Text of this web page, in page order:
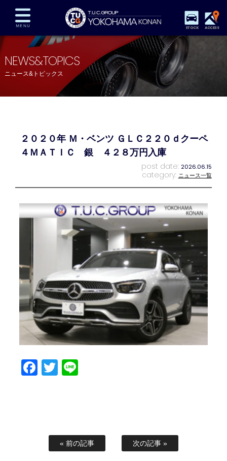
STOCK ACCESS
在庫車両情報 保証&サービス パーツリスト
TUCとは？ 店舗情報 アクセスマップ
全国納車 特別作業 注文販売
プライバシーポリシー スタッフblog
NEWS&TOPICS
ニュース&トピックス
２０２０年 Ｍ・ベンツ ＧＬＣ２２０ｄクーペ
４ＭＡＴＩＣ 銀 ４２８万円入庫
post date: 2026.06.15
category: ニュース一覧
Facebook
Twitter
« 前の記事 次の記事 »